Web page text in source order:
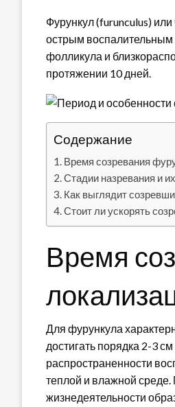
Фурункул (furunculus)
острым воспалительным
фолликула и
протяжении 10 дней.
Содержание
Время созревания
Стадии назревания и
Как выглядит
Стоит ли ускорять
Время
Для фурункула
достигать порядка 2-3
распространенности
теплой и влажной
жизнедеятельности